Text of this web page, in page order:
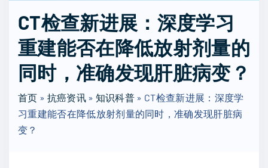
r
c
h
f
r
:
CT检查新进展：深度学习
重建能否在降低放射剂量的
同时，准确发现肝脏病变？
首页 » 抗癌资讯» 知识科普 » CT检查新进展：深度学
习重建能否在降低放射剂量的同时，准确发现肝脏病
变？